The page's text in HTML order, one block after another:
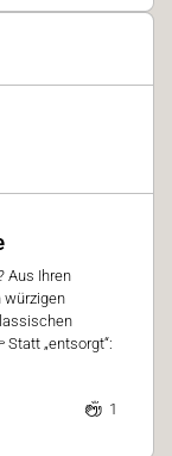
Aus Ihren
würzigen
„entsorgt“:
1